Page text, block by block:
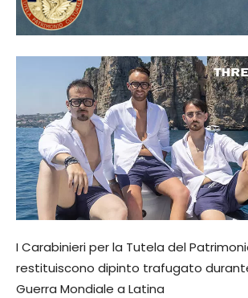
I Carabinieri per la Tutela del
restituiscono dipinto trafugato
Guerra Mondiale a Latina